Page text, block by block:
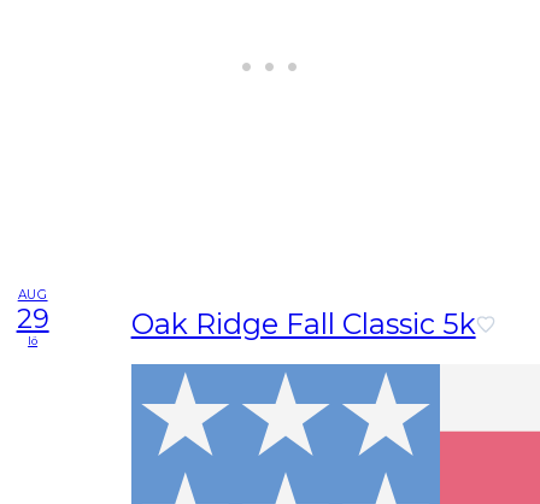
AUG
29
lö Oak Ridge Fall Classic 5k